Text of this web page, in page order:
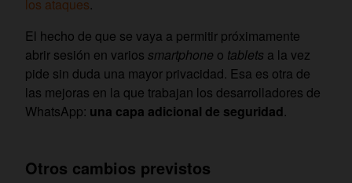
los ataques.
El hecho de que se vaya a permitir próximamente
abrir sesión en varios smartphone o tablets a la vez
pide sin duda una mayor privacidad. Esa es otra de
las mejoras en la que trabajan los desarrolladores de
WhatsApp: una capa adicional de seguridad.
Otros cambios previstos